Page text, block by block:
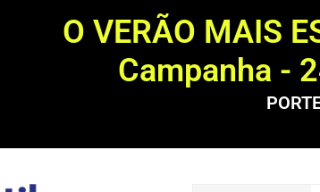
O VERÃO MAIS
Campanha -